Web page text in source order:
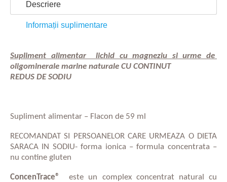
Descriere
Informații suplimentare
Supliment alimentar lichid cu magneziu si urme de
oligominerale marine naturale CU CONTINUT
REDUS DE SODIU
Supliment alimentar – Flacon de 59 ml
RECOMANDAT SI PERSOANELOR CARE URMEAZA O DIETA
SARACA IN SODIU- forma ionica – formula concentrata –
nu contine gluten
ConcenTrace® este un complex concentrat natural cu